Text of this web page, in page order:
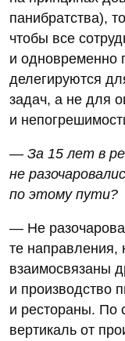
панибратства),
чтобы все
и одновременно
делегируются
задач, а не для
и
— За 15 лет в
не
по этому пути?
— Не
те направления,
взаимосвязаны
и производство
и рестораны. По
вертикаль от